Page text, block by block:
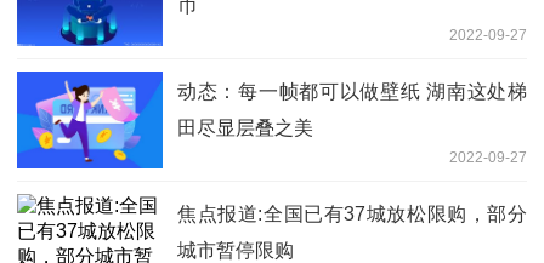
币
2022-09-27
动态：每一帧都可以做壁纸 湖南这处梯
田尽显层叠之美
2022-09-27
焦点报道:全国已有37城放松限购，部分
城市暂停限购